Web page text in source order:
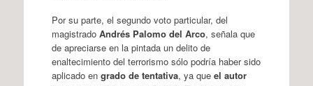
Por su parte, el segundo voto particular, del
magistrado Andrés Palomo del Arco, señala que
de apreciarse en la pintada un delito de
enaltecimiento del terrorismo sólo podría haber sido
aplicado en grado de tentativa, ya que el autor